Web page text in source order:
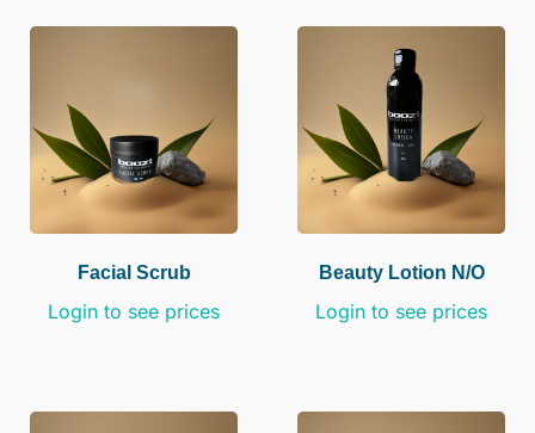
Facial Scrub
Login to see prices
Beauty Lotion N/o
Login to see prices